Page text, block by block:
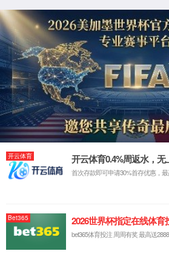
最新新闻:
2026/02/24乐清市委书记戴旭强
2026/01/26 浓情腊八，粥暖人心
2026/01/05 乐清市委常委、柳市
2025/12/03中铁集团和机电商会
2025/10/14浙江省经信厅领导一
万能式断路器
工控电器
专利证书
体系认证证书
低压元器件类